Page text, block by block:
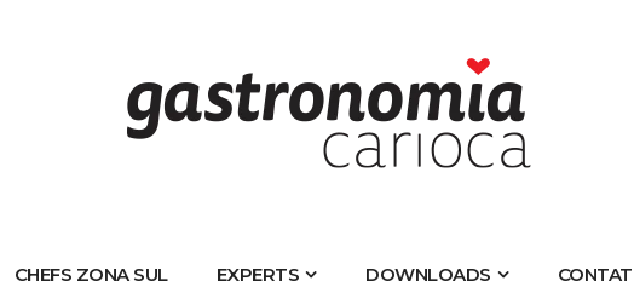
CHEFS ZONA SUL EXPERTS DOWNLOADS